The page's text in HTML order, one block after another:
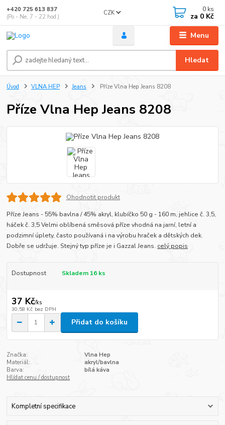
Menu
CZK
Hledat
+420 725 613 837
(Po - Ne, 7 - 22 hod.)
0 ks
za 0 Kč
Úvod VLNA HEP Jeans Příze Vlna Hep Jeans 8208
Příze Vlna Hep Jeans 8208
Ohodnotit produkt
Příze Jeans - 55% bavlna / 45% akryl, klubíčko 50 g - 160 m, jehlice č. 3,5,
háček č. 3,5 Velmi oblíbená směsová příze vhodná na jarní, letní a
podzimní úplety, často používaná i na výrobu hraček a dětských dek.
Dobře se udržuje. Stejný typ příze je i Gazzal Jeans. celý popis
Dostupnost Skladem 16 ks
37 Kč/ks
30,58 Kč bez DPH
Přidat do košíku
Značka:
Vlna Hep
Materiál:
akryl/bavlna
Barva:
bílá káva
Hlídat cenu / dostupnost
Kompletní specifikace